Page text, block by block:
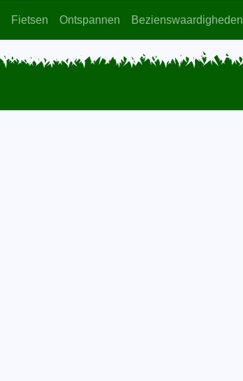
Fietsen Ontspannen Bezienswaardigheden